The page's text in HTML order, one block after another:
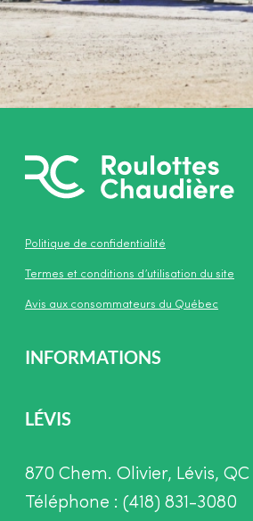
Politique de confidentialité
Termes et conditions d’utilisation du site
Avis aux consommateurs du Québec
INFORMATIONS
LÉVIS
870 Chem. Olivier, Lévis, QC
Téléphone : (418) 831-3080